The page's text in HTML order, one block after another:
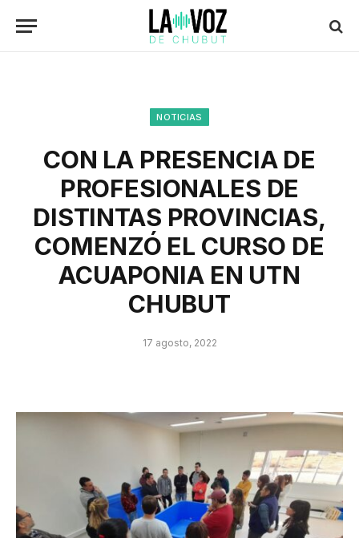
NOTICIAS
CON LA PRESENCIA DE
PROFESIONALES DE
DISTINTAS PROVINCIAS,
COMENZÓ EL CURSO DE
ACUAPONIA EN UTN
CHUBUT
17 agosto, 2022